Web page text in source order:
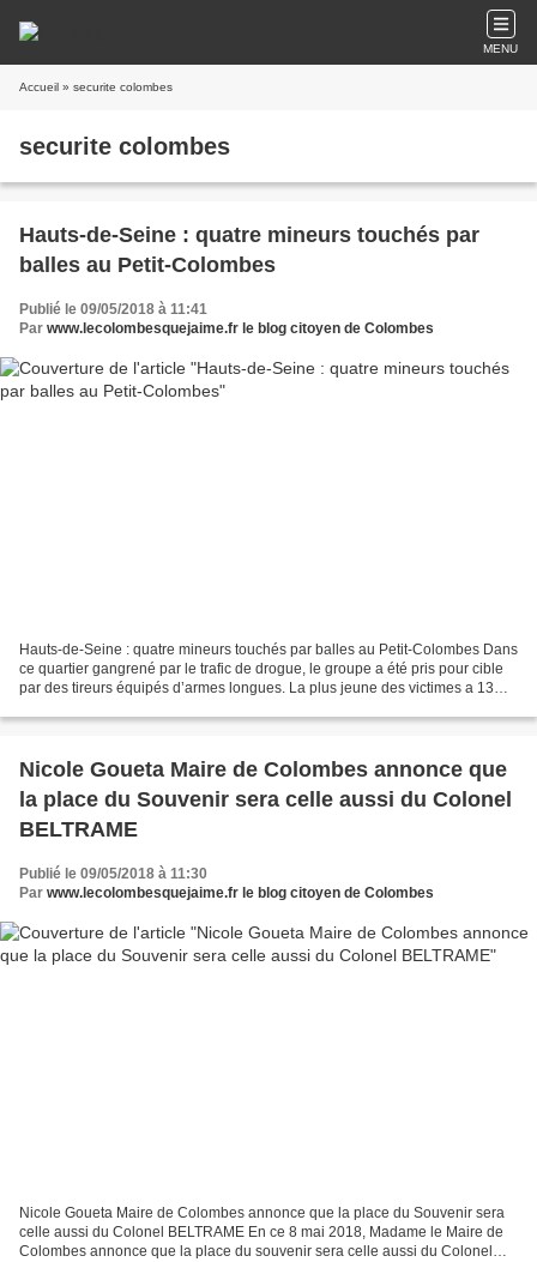
MENU
Accueil » securite colombes
securite colombes
Hauts-de-Seine : quatre mineurs touchés par
balles au Petit-Colombes
Publié le 09/05/2018 à 11:41
Par www.lecolombesquejaime.fr le blog citoyen de Colombes
Hauts-de-Seine : quatre mineurs touchés par balles au Petit-Colombes Dans
ce quartier gangrené par le trafic de drogue, le groupe a été pris pour cible
par des tireurs équipés d’armes longues. La plus jeune des victimes a 13
Nicole Goueta Maire de Colombes annonce que
la place du Souvenir sera celle aussi du Colonel
BELTRAME
Publié le 09/05/2018 à 11:30
Par www.lecolombesquejaime.fr le blog citoyen de Colombes
Nicole Goueta Maire de Colombes annonce que la place du Souvenir sera
celle aussi du Colonel BELTRAME En ce 8 mai 2018, Madame le Maire de
Colombes annonce que la place du souvenir sera celle aussi du Colonel